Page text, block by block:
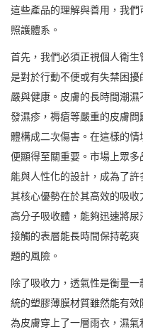
這些產品的理解與善用，我
照護體系。
首先，我們必須正視個人衛
是對於行動不便或有失禁困
嚴與健康。皮膚的長時間潮濕
發濕疹，褥瘡等嚴重的皮膚
體構成二次傷害。在這樣的
便顯得至關重要。市場上眾多
能與人性化的設計，成為了許
其核心優勢在於其高效的吸
高分子吸收體，能夠迅速將
接觸的表層能長時間保持乾
題的風險。
除了吸收力，透氣性是衡量
統的塑膠薄膜材質雖然能有
為皮膚穿上了一層雨衣，濕